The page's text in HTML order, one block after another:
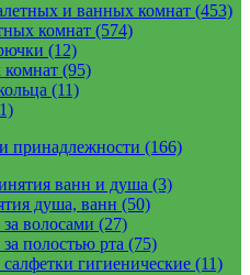
и ванных комнат (453)
комнат (574)
(12)
(95)
(11)
принадлежности (166)
ванн и душа (3)
душа, ванн (50)
волосами (27)
полостью рта (75)
гигиенические (11)